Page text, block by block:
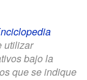
utilizar
bajo la
que se indique